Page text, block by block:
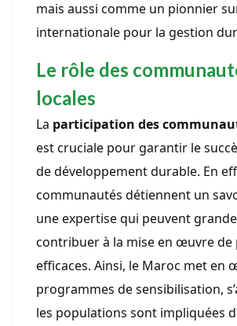
mais aussi comme un pionnier
internationale pour la gestion
Le rôle des
locales
La participation des
est cruciale pour garantir le
de développement durable. En
communautés détiennent un
une expertise qui peuvent
contribuer à la mise en œuvre de
efficaces. Ainsi, le Maroc met en
programmes de sensibilisation,
les populations sont impliquées